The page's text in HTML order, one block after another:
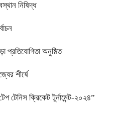
নিষিদ্ধ
প্রতিযোগিতা অনুষ্ঠিত
শীর্ষে
টেনিস ক্রিকেট টুর্নামেন্ট-২০২৪”